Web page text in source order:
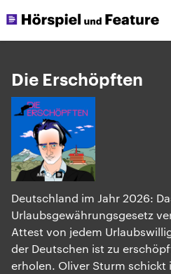
Die Erschöpften
Deutschland im Jahr 2026:
Urlaubsgewährungsgesetz
Attest von jedem
der Deutschen ist zu
erholen. Oliver Sturm schickt